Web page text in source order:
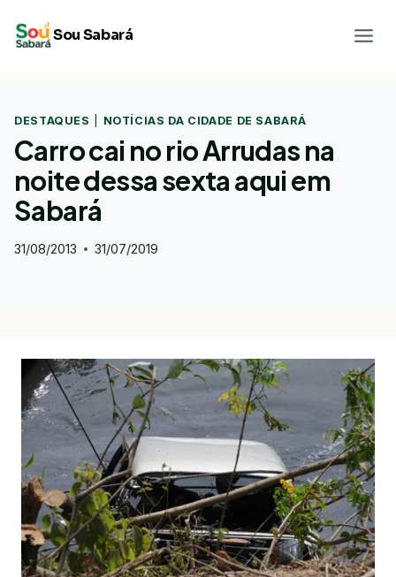
para
Sou Sabará
DESTAQUES NOTÍCIAS DA CIDADE DE SABARÁ
Carro cai no rio Arrudas na
noite dessa sexta aqui em
Sabará
31/08/2013 31/07/2019